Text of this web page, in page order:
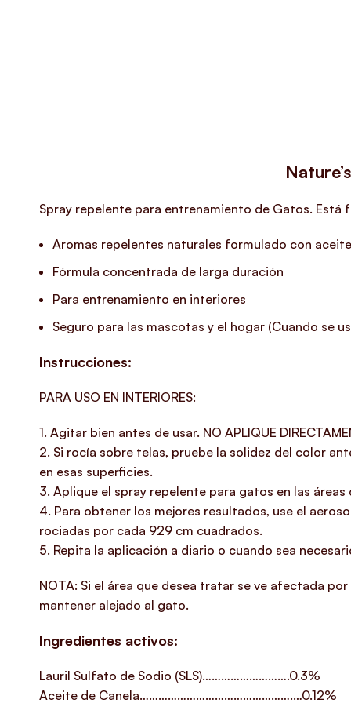
Spray repelente para entrenamiento de Gatos.
Aromas repelentes naturales formulado con
Fórmula concentrada de larga duración
Para entrenamiento en interiores
Seguro para las mascotas y el hogar (Cuando se
Instrucciones:
PARA USO EN INTERIORES:
1. Agitar bien antes de usar. NO APLIQUE
2. Si rocía sobre telas, pruebe la solidez del color
en esas superficies.
3. Aplique el spray repelente para gatos en las
4. Para obtener los mejores resultados, use el
rociadas por cada 929 cm cuadrados.
5. Repita la aplicación a diario o cuando sea
NOTA: Si el área que desea tratar se ve afectada
mantener alejado al gato.
Ingredientes activos:
Lauril Sulfato de Sodio (SLS)……………………….0.3%
Aceite de Canela………………………………………….…0.12%